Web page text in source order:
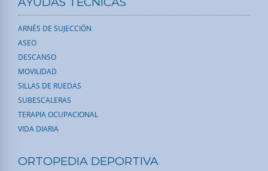
ARNÉS DE SUJECCIÓN
ASEO
DESCANSO
MOVILIDAD
SILLAS DE RUEDAS
SUBESCALERAS
TERAPIA OCUPACIONAL
VIDA DIARIA
ORTOPEDIA DEPORTIVA